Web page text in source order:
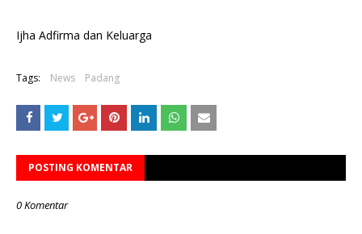
Ijha Adfirma dan Keluarga
Tags: News Padang
POSTING KOMENTAR
0 Komentar